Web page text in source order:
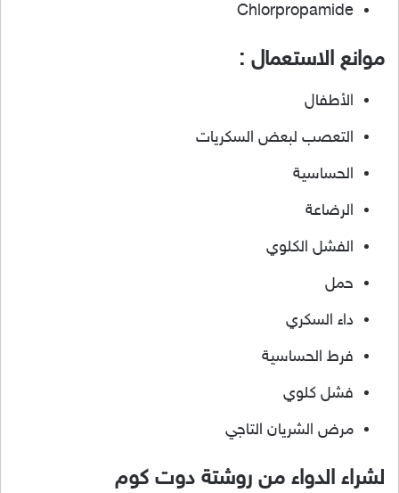
Chlorpropamide
موانع الاستعمال :
الأطفال
التعصب لبعض السكريات
الحساسية
الرضاعة
الفشل الكلوي
حمل
داء السكري
فرط الحساسية
فشل كلوي
مرض الشريان التاجي
لشراء الدواء من روشتة دوت كوم